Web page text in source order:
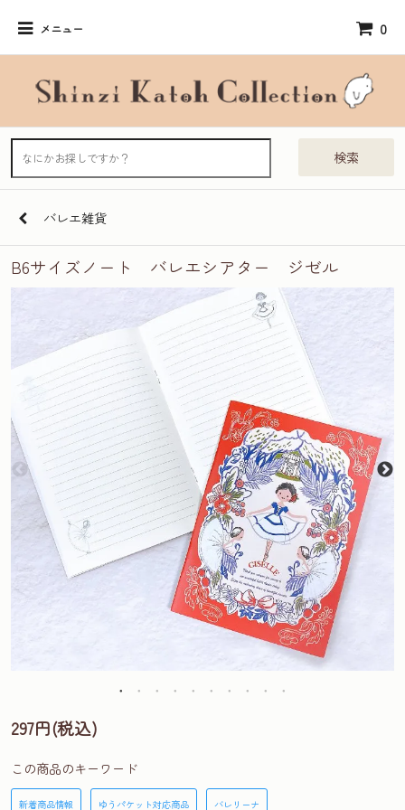
メニュー 0
検索
バレエ雑貨
B6サイズノート バレエシアター ジゼル
297円(税込)
この商品のキーワード
新着商品情報 ゆうパケット対応商品 バレリーナ